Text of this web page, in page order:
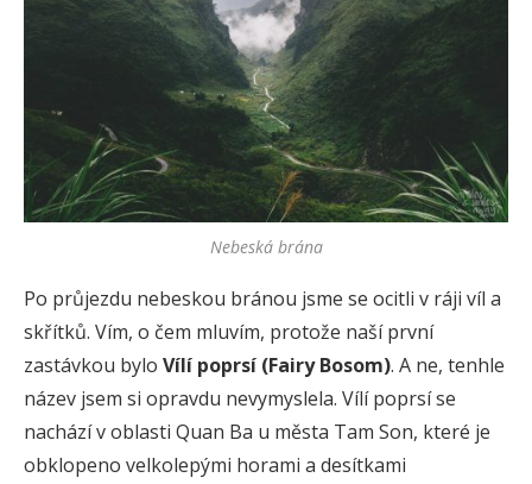
Nebeská brána
Po průjezdu nebeskou bránou jsme se ocitli v ráji víl a
skřítků. Vím, o čem mluvím, protože naší první
zastávkou bylo Vílí poprsí (Fairy Bosom). A ne, tenhle
název jsem si opravdu nevymyslela. Vílí poprsí se
nachází v oblasti Quan Ba u města Tam Son, které je
obklopeno velkolepými horami a desítkami